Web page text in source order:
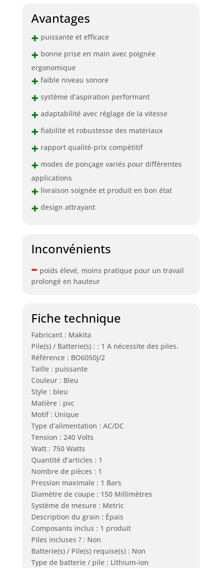
Avantages
+ puissante et efficace
+ bonne prise en main avec poignée
ergonomique
+ faible niveau sonore
+ système d’aspiration performant
+ adaptabilité avec réglage de la vitesse
+ fiabilité et robustesse des matériaux
+ rapport qualité-prix compétitif
+ modes de ponçage variés pour différentes
applications
+ livraison soignée et produit en bon état
+ design attrayant
Inconvénients
– poids élevé, moins pratique pour un travail
prolongé en hauteur
Fiche technique
Fabricant : Makita
Pile(s) / Batterie(s) : : 1 A nécessite des piles.
Référence : BO6050J/2
Taille : puissante
Couleur : Bleu
Style : bleu
Matière : pvc
Motif : Unique
Type d’alimentation : AC/DC
Tension : 240 Volts
Watt : 750 Watts
Quantité d’articles : 1
Nombre de pièces : 1
Pression maximale : 1 Bars
Diamètre de coupe : 150 Millimètres
Système de mesure : Metric
Description du grain : Épais
Composants inclus : 1 produit
Piles incluses ? : Non
Batterie(s) / Pile(s) requise(s) : Non
Type de batterie / pile : Lithium-ion